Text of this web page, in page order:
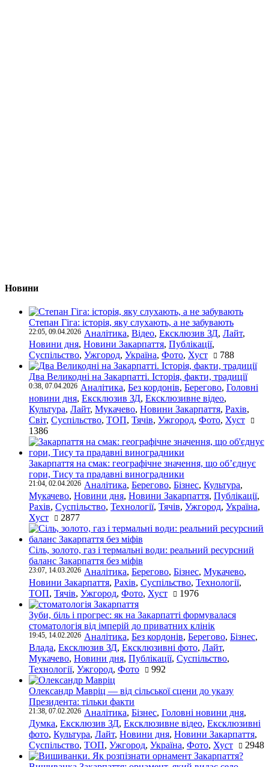
Новини
Степан Гіга: історія, яку слухають, а не забувають
22:05, 09.04.2026 Аналітика, Відео, Ексклюзив ЗД, Лайт,
Новини дня, Новини Закарпаття, Публікації,
Суспільство, Ужгород, Україна, Фото, Хуст 788
Два Великодні на Закарпатті. Історія, факти, традиції
0:38, 07.04.2026 Аналітика, Без кордонів, Берегово, Головні
новини дня, Ексклюзив ЗД, Ексклюзивне відео,
Культура, Лайт, Мукачево, Новини Закарпаття, Рахів,
Світ, Суспільство, ТОП, Тячів, Ужгород, Фото, Хуст
1386
Закарпаття на смак: географічне значення, що об’єднує
гори, Тису та прадавні виноградники
21:04, 02.04.2026 Аналітика, Берегово, Бізнес, Культура,
Мукачево, Новини дня, Новини Закарпаття, Публікації,
Рахів, Суспільство, Технології, Тячів, Ужгород, Україна,
Хуст
2877
Сіль, золото, газ і термальні води: реальний ресурсний
баланс Закарпаття без міфів
23:07, 14.03.2026 Аналітика, Берегово, Бізнес, Мукачево,
Новини Закарпаття, Рахів, Суспільство, Технології,
ТОП, Тячів, Ужгород, Фото, Хуст 1976
Зуби, біль і прогрес: як на Закарпатті формувалася
стоматологія від імперій до приватних клінік
19:45, 14.02.2026 Аналітика, Без кордонів, Берегово, Бізнес,
Влада, Ексклюзив ЗД, Ексклюзивні фото, Лайт,
Мукачево, Новини дня, Публікації, Суспільство,
Технології, Ужгород, Фото 992
Олександр Мавріц — від сільської сцени до указу
Президента: тільки факти
21:38, 07.02.2026 Аналітика, Бізнес, Головні новини дня,
Думка, Ексклюзив ЗД, Ексклюзивне відео, Ексклюзивні
фото, Культура, Лайт, Новини дня, Новини Закарпаття,
Суспільство, ТОП, Ужгород, Україна, Фото, Хуст 2948